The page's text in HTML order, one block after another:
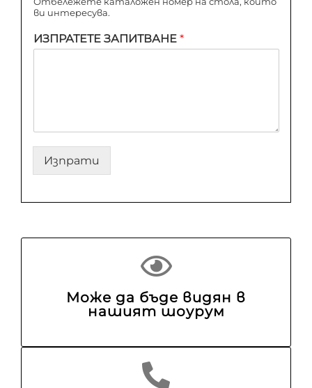
ви интересува.
ИЗПРАТЕТЕ ЗАПИТВАНЕ *
Изпрати
Може да бъде видян в
нашият шоурум